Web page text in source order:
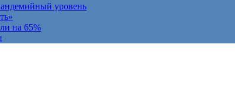
уровень
на 65%